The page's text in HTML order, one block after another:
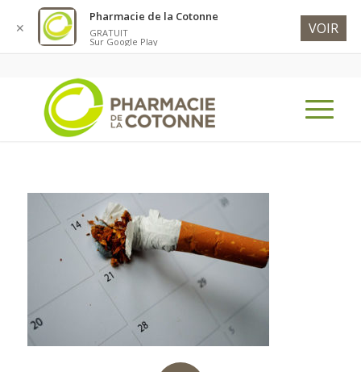
✕
Pharmacie de la Cotonne
GRATUIT
Sur Google Play
VOIR